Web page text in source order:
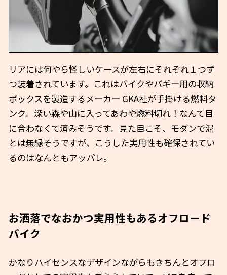
リアには何やら怪しいケースが左右にそれぞれ１つず
つ装着されています。これはバイクやバギー用の収納
ボックスを製造するメーカー GKA社が手掛ける燃料タ
ンク。深い森や山に入ってあわや燃料切れ！なんて目
に合わなくて済みそうです。見た目こそ、モダンで泥
とは無縁そうですが、こうした実用性も確保されてい
るのはなんともアッパレ。
お洒落でなおかつ実用性もあるオフロード
バイク
かなりハイセンスなデザインながらもきちんとオフロ